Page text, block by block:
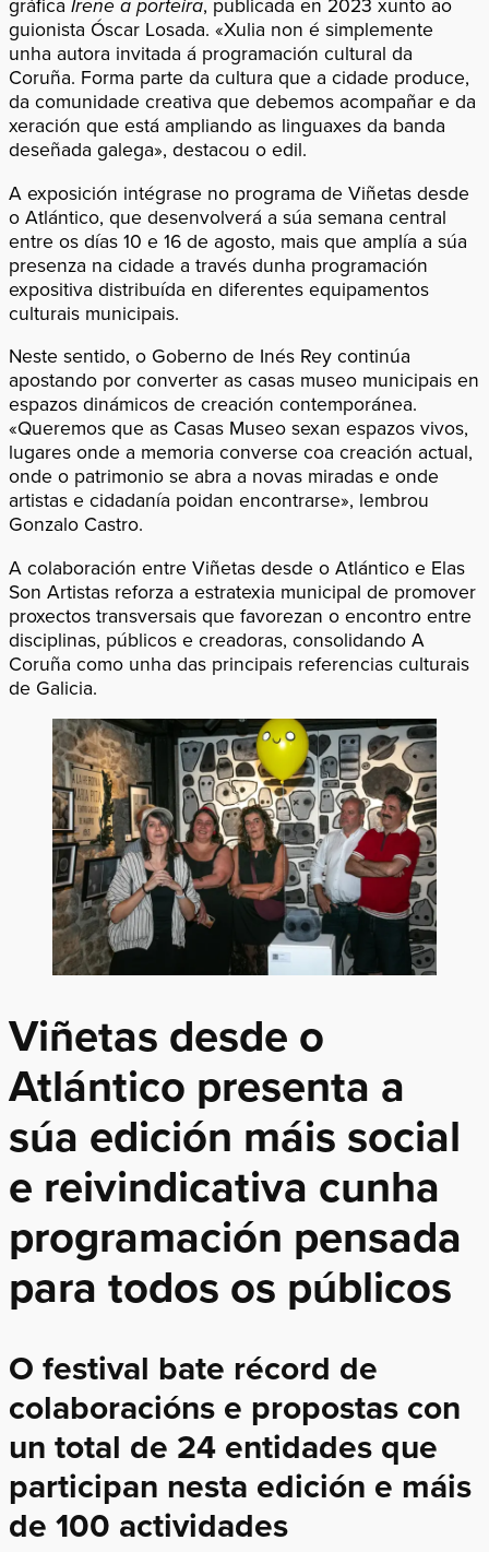
guionista Óscar Losada. «Xulia non é simplemente
unha autora invitada á programación cultural da
Coruña. Forma parte da cultura que a cidade produce,
da comunidade creativa que debemos acompañar e da
xeración que está ampliando as linguaxes da banda
deseñada galega», destacou o edil.
A exposición intégrase no programa de Viñetas desde
o Atlántico, que desenvolverá a súa semana central
entre os días 10 e 16 de agosto, mais que amplía a súa
presenza na cidade a través dunha programación
expositiva distribuída en diferentes equipamentos
culturais municipais.
Neste sentido, o Goberno de Inés Rey continúa
apostando por converter as casas museo municipais en
espazos dinámicos de creación contemporánea.
«Queremos que as Casas Museo sexan espazos vivos,
lugares onde a memoria converse coa creación actual,
onde o patrimonio se abra a novas miradas e onde
artistas e cidadanía poidan encontrarse», lembrou
Gonzalo Castro.
A colaboración entre Viñetas desde o Atlántico e Elas
Son Artistas reforza a estratexia municipal de promover
proxectos transversais que favorezan o encontro entre
disciplinas, públicos e creadoras, consolidando A
Coruña como unha das principais referencias culturais
de Galicia.
Viñetas desde o
Atlántico presenta a
súa edición máis social
e reivindicativa cunha
programación pensada
para todos os públicos
O festival bate récord de
colaboracións e propostas con
un total de 24 entidades que
participan nesta edición e máis
de 100 actividades